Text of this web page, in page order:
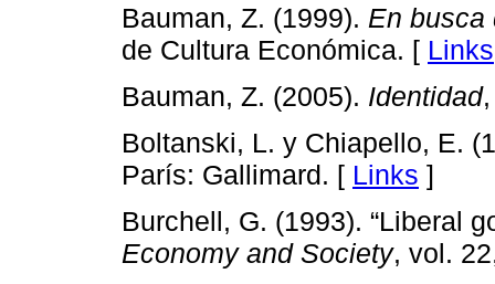
Bauman, Z. (1999). En busca
de Cultura Económica. [ Links
Bauman, Z. (2005). Identidad
Boltanski, L. y Chiapello, E.
París: Gallimard. [ Links ]
Burchell, G. (1993). “Liberal
Economy and Society, vol.